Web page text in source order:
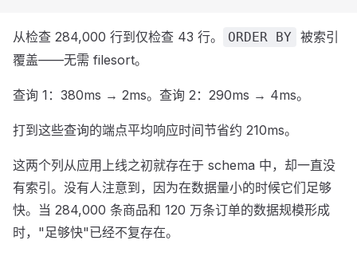
从检查 284,000 行到仅检查 43 行。 ORDER BY
被索引
覆盖——无需 filesort。
查询 1：380ms → 2ms。查询 2：290ms → 4ms。
打到这些查询的端点平均响应时间节省约 210ms。
这两个列从应用上线之初就存在于 schema 中，却一直没
有索引。没有人注意到，因为在数据量小的时候它们足够
快。当 284,000 条商品和 120 万条订单的数据规模形成
时，"足够快"已经不复存在。